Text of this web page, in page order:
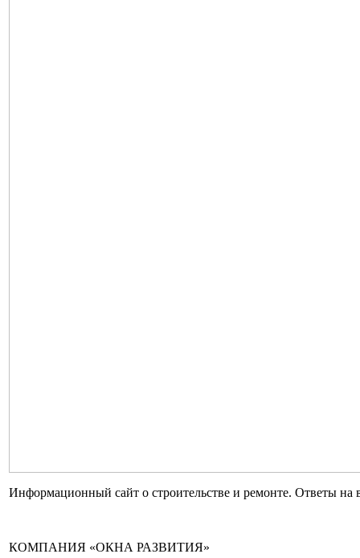
Информационный сайт о строительстве и ремонте. Ответы на
КОМПАНИЯ «ОКНА РАЗВИТИЯ»